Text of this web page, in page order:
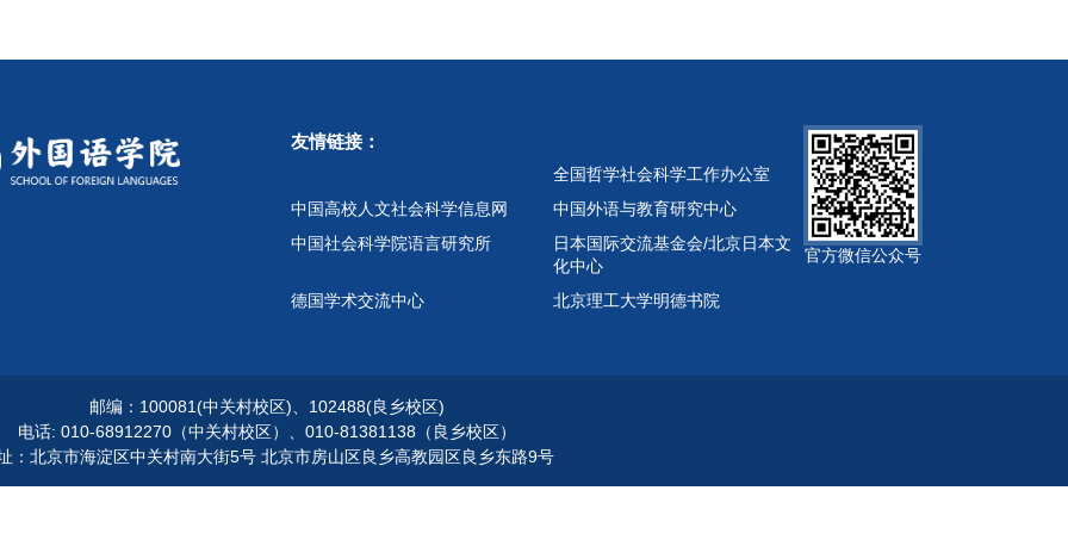
友情链接：
全国哲学社会科学工作办公室
中国高校人文社会科学信息网
中国外语与教育研究中心
中国社会科学院语言研究所
日本国际交流基金会/北京日本文
化中心
德国学术交流中心
北京理工大学明德书院
官方微信公众号
邮编：100081(中关村校区)、102488(良乡校区)
电话: 010-68912270（中关村校区）、010-81381138（良乡校区）
：北京市海淀区中关村南大街5号 北京市房山区良乡高教园区良乡东路9号